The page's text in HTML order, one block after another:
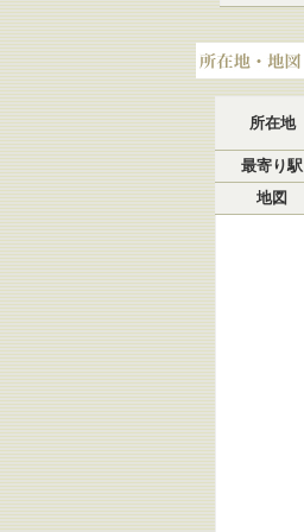
所在地・地図
所在地
最寄り駅
地図